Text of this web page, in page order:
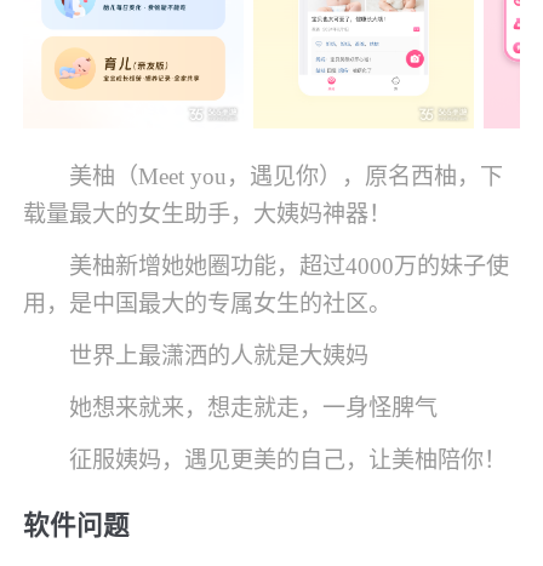
美柚（Meet you，遇见你），原名西柚，下
载量最大的女生助手，大姨妈神器！
美柚新增她她圈功能，超过4000万的妹子使
用，是中国最大的专属女生的社区。
世界上最潇洒的人就是大姨妈
她想来就来，想走就走，一身怪脾气
征服姨妈，遇见更美的自己，让美柚陪你！
软件问题